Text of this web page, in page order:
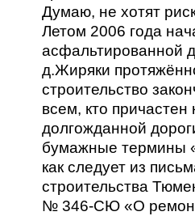
Думаю, не хотят
Летом 2006 года
асфальтированной
д.Жиряки
строительство
всем, кто причастен
долгожданной
бумажные термины
как следует из
строительства
№ 346-СЮ «О